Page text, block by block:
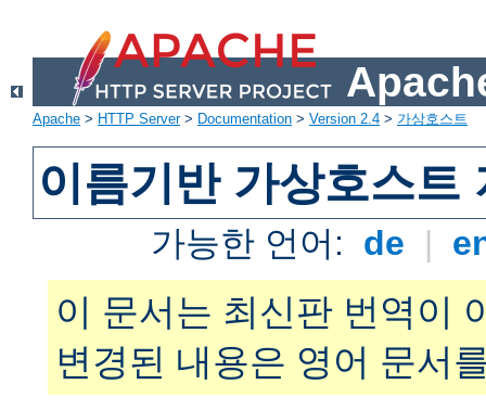
Apache > HTTP Server> Documentation > Version 2.4 > 가상호스트
이름기반 가상호스트
가능한 언어: de |
이 문서는 최신판 번역이
변경된 내용은 영어 문서